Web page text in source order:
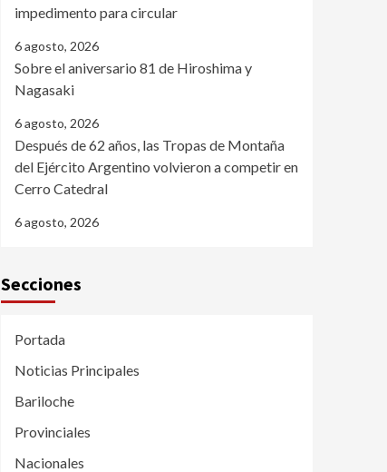
impedimento para circular
6 agosto, 2026
Sobre el aniversario 81 de Hiroshima y
Nagasaki
6 agosto, 2026
Después de 62 años, las Tropas de Montaña
del Ejército Argentino volvieron a competir en
Cerro Catedral
6 agosto, 2026
Secciones
Portada
Noticias Principales
Bariloche
Provinciales
Nacionales